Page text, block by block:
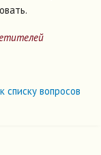
списку вопросов